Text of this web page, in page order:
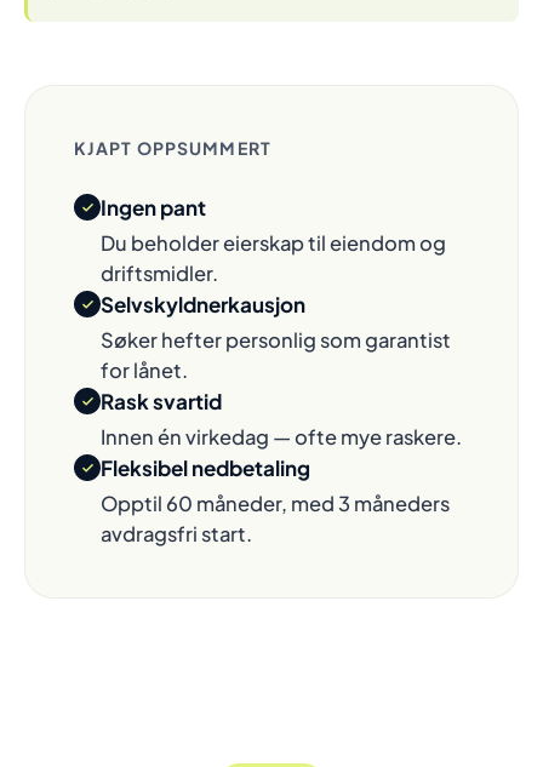
KJAPT OPPSUMMERT
Ingen pant
Du beholder eierskap til eiendom og
driftsmidler.
Selvskyldnerkausjon
Søker hefter personlig som garantist
for lånet.
Rask svartid
Innen én virkedag — ofte mye raskere.
Fleksibel nedbetaling
Opptil 60 måneder, med 3 måneders
avdragsfri start.